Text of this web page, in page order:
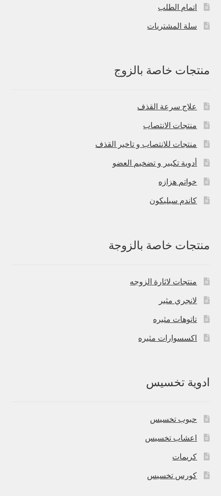
اتمام الطلب
سلة المشتريات
منتجات خاصة بالزوج
علاج سرعة القذف
منتجات الانتصاب
منتجات للانتصاب و تاخير القذف
أدوية تكبير و تضخيم العضو
خواتم هزازه
كاندم سيليكون
منتجات خاصة بالزوجة
منتجات لاثارة الزوجه
لانجري مثير
تاتوهات مثيره
اكسسوارات مثيره
ادوية تخسيس
حبوب تخسيس
اعشاب تخسيس
كريمات
كورس تخسيس